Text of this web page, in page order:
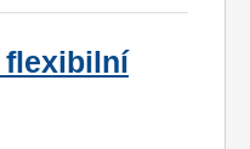
flexibilní